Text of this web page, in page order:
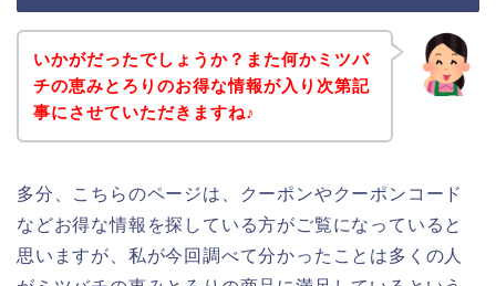
いかがだったでしょうか？また何かミツバ
チの恵みとろりのお得な情報が入り次第記
事にさせていただきますね♪
多分、こちらのページは、クーポンやクーポンコード
などお得な情報を探している方がご覧になっていると
思いますが、私が今回調べて分かったことは多くの人